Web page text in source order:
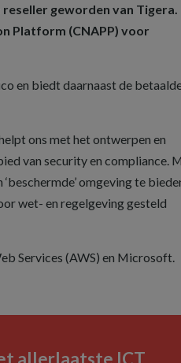
geworden van Tigera.
Platform (CNAPP) voor
en biedt daarnaast de
ons met het ontwerpen en
van security en compliance.
omgeving te
wet- en regelgeving gesteld
Services (AWS) en Microsoft.
allerlaatste ICT